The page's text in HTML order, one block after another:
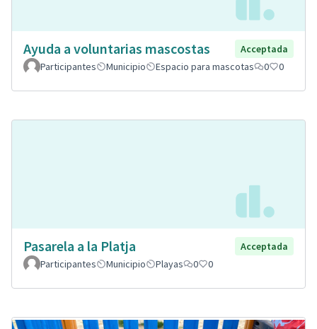
Ayuda a voluntarias mascostas
Acceptada
Participantes
Municipio Espacio para mascotas 0 0
Pasarela a la Platja
Acceptada
Participantes
Municipio Playas 0 0